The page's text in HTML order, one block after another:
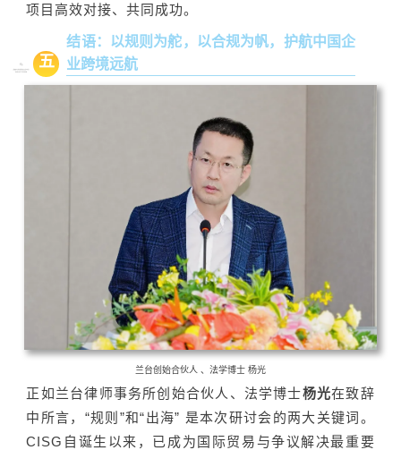
项目高效对接、共同成功。
五
结语：以规则为舵，以合规为帆，护航中国企
业跨境远航
兰台创始合伙人 、法学博士 杨光
正如兰台律师事务所创始合伙人、法学博士杨光在致辞
中所言，“规则”和“出海” 是本次研讨会的两大关键词。
CISG自诞生以来，已成为国际贸易与争议解决最重要